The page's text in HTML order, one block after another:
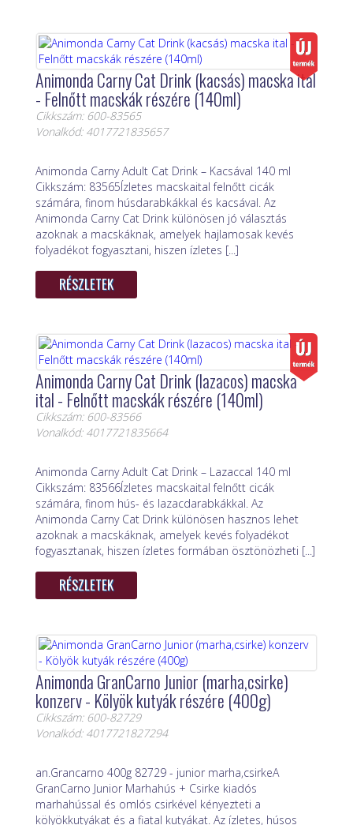
Animonda Carny Cat Drink (kacsás) macska ital
- Felnőtt macskák részére (140ml)
Cikkszám: 600-83565
Vonalkód: 4017721835657
Animonda Carny Adult Cat Drink – Kacsával 140 ml
Cikkszám: 83565Ízletes macskaital felnőtt cicák
számára, finom húsdarabkákkal és kacsával. Az
Animonda Carny Cat Drink különösen jó választás
azoknak a macskáknak, amelyek hajlamosak kevés
folyadékot fogyasztani, hiszen ízletes [...]
RÉSZLETEK
Animonda Carny Cat Drink (lazacos) macska
ital - Felnőtt macskák részére (140ml)
Cikkszám: 600-83566
Vonalkód: 4017721835664
Animonda Carny Adult Cat Drink – Lazaccal 140 ml
Cikkszám: 83566Ízletes macskaital felnőtt cicák
számára, finom hús- és lazacdarabkákkal. Az
Animonda Carny Cat Drink különösen hasznos lehet
azoknak a macskáknak, amelyek kevés folyadékot
fogyasztanak, hiszen ízletes formában ösztönözheti [...]
RÉSZLETEK
Animonda GranCarno Junior (marha,csirke)
konzerv - Kölyök kutyák részére (400g)
Cikkszám: 600-82729
Vonalkód: 4017721827294
an.Grancarno 400g 82729 - junior marha,csirkeA
GranCarno Junior Marhahús + Csirke kiadós
marhahússal és omlós csirkével kényezteti a
kölyökkutyákat és a fiatal kutyákat. Az ízletes, húsos